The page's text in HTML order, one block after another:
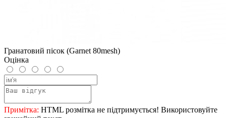
Гранатовий пісок (Garnet 80mesh)
Оцінка
Примітка: HTML розмітка не підтримується! Використовуйте